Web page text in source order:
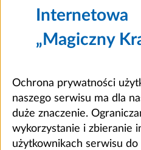
Internetowa
„Magiczny
Ochrona prywatności
naszego serwisu ma dla
duże znaczenie.
wykorzystanie i zbieranie
użytkownikach serwisu do